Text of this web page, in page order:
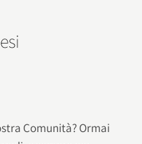
Comunità? Ormai